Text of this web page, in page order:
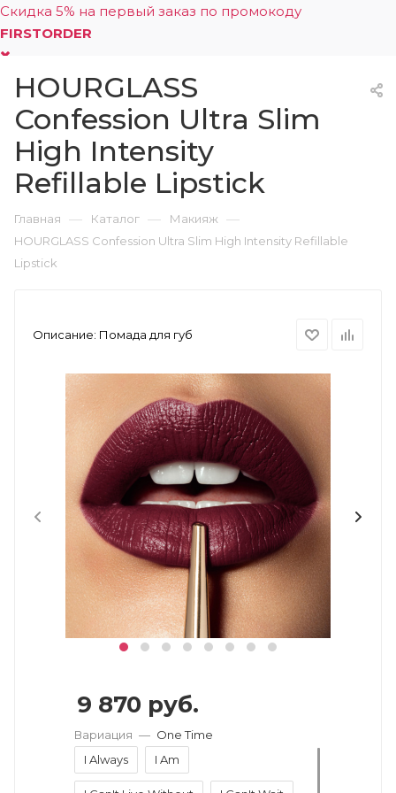
Скидка 5% на первый заказ по промокоду
FIRSTORDER
0
HOURGLASS
Confession Ultra Slim
High Intensity
Refillable Lipstick
Главная — Каталог — Макияж —
HOURGLASS Confession Ultra Slim High Intensity Refillable
Lipstick
Описание: Помада для губ
9 870 руб.
Вариация — One Time
I Always
I Am